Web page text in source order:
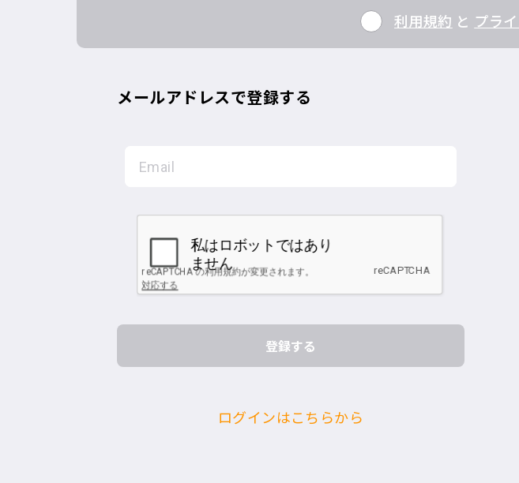
利用規約 と プラ
メールアドレスで登録する
ログインはこちらから